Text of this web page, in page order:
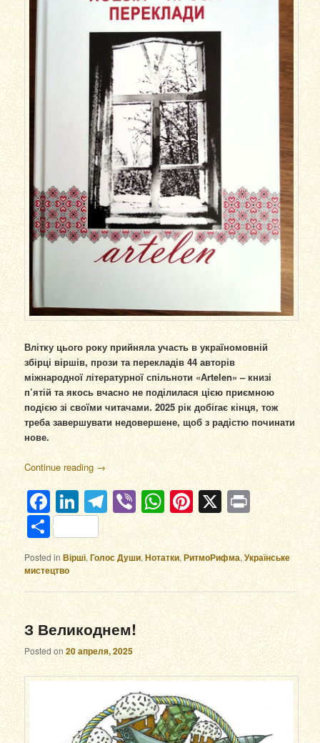
Влітку цього року прийняла участь в україномовній
збірці віршів, прози та перекладів 44 авторів
міжнародної літературної спільноти «Аrtelen» – книзі
п’ятій та якось вчасно не поділилася цією приємною
подією зі своїми читачами. 2025 рік добігає кінця, тож
треба завершувати недовершене, щоб з радістю починати
нове.
Continue reading →
Facebook
LinkedIn
Telegram
ViberWhatsApp
Pinterest
X
Отправить
Posted in Вірші,Голос Души,Нотатки,РитмоРифма,Українське
мистецтво
З Великоднем!
Posted on20 апреля, 2025